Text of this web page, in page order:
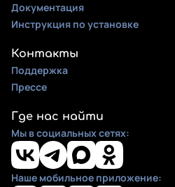
Документация
Инструкция по установке
Контакты
Поддержка
Прессе
Где нас найти
Мы в социальных сетях:
Наше мобильное приложение: